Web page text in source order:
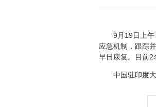
9月19日上午，
应急机制，跟踪
早日康复。目前2
中国驻印度大